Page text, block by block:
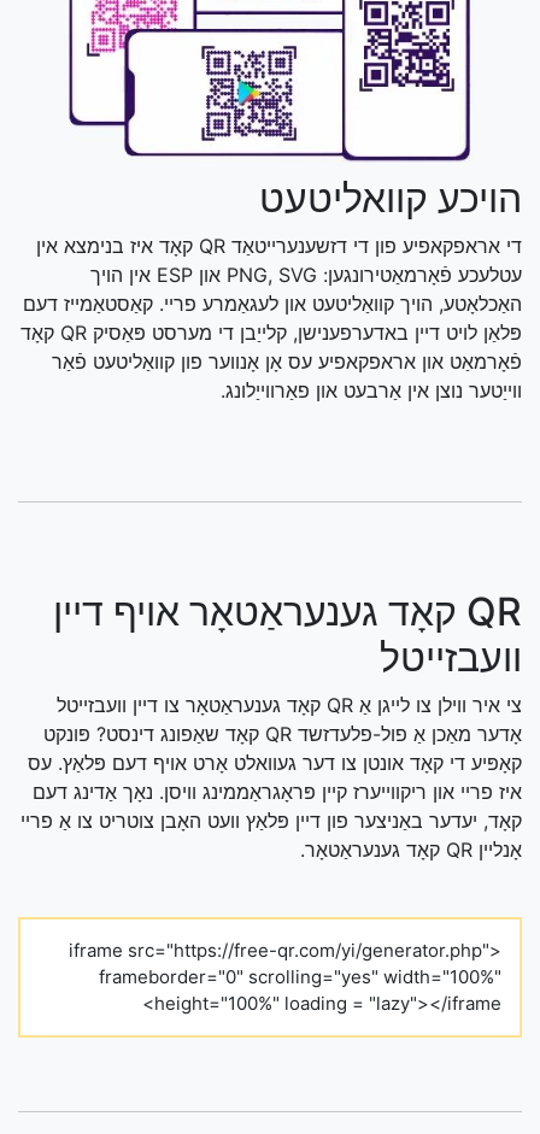
הויכע קוואליטעט
די אראפקאפיע פון די דזשענערייטאַד QR קאָד איז בנימצא אין
עטלעכע פֿאָרמאַטירונגען: PNG, SVG און ESP אין הויך
האַכלאָטע, הויך קוואַליטעט און לעגאַמרע פריי. קאַסטאַמייז דעם
פּלאַן לויט דיין באדערפענישן, קלייַבן די מערסט פּאַסיק QR קאָד
פֿאָרמאַט און אראפקאפיע עס אָן אָנווער פון קוואַליטעט פֿאַר
ווייַטער נוצן אין אַרבעט און פאַרווייַלונג.
QR קאָד גענעראַטאָר אויף דיין
וועבזייטל
צי איר ווילן צו לייגן אַ QR קאָד גענעראַטאָר צו דיין וועבזייטל
אָדער מאַכן אַ פול-פלעדזשד QR קאָד שאַפונג דינסט? פּונקט
קאָפּיע די קאָד אונטן צו דער געוואלט אָרט אויף דעם פּלאַץ. עס
איז פריי און ריקווייערז קיין פּראָגראַממינג וויסן. נאָך אַדינג דעם
קאָד, יעדער באַניצער פון דיין פּלאַץ וועט האָבן צוטריט צו אַ פריי
אָנליין QR קאָד גענעראַטאָר.
<iframe src="https://free-qr.com/yi/generator.php"
frameborder="0" scrolling="yes" width="100%"
height="100%" loading = "lazy"></iframe>